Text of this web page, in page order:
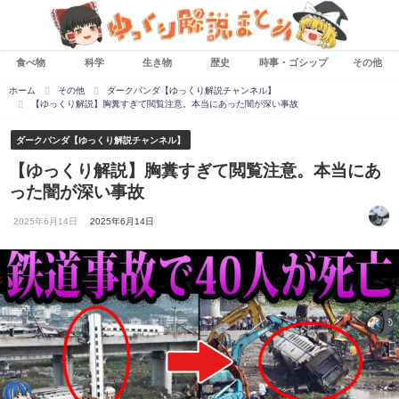
食べ物 科学 生き物 歴史 時事・ゴシップ その他
ホーム その他
ダークパンダ【ゆっくり解説チャンネル】
【ゆっくり解説】胸糞すぎて閲覧注意。本当にあった闇が深い事故
ダークパンダ【ゆっくり解説チャンネル】
【ゆっくり解説】胸糞すぎて閲覧注意。本当にあ
った闇が深い事故
2025年6月14日 2025年6月14日